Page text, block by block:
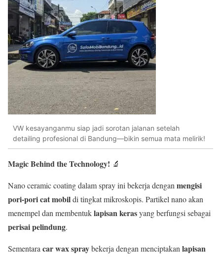
VW kesayanganmu siap jadi sorotan jalanan setelah
detailing profesional di Bandung—bikin semua mata melirik!
Magic Behind the Technology! 🔬
Nano ceramic coating dalam spray ini bekerja denganmengisi
pori-pori cat mobildi tingkat mikroskopis. Partikel nano akan
menempel dan membentuklapisan kerasyang berfungsi sebagai
perisai pelindung.
Sementaracar wax spraybekerja dengan menciptakanlapisan